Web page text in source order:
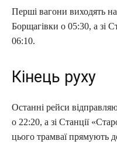
Перші вагони виходять
Борщагівки о 05:30, а зі
06:10.
Кінець руху
Останні рейси
о 22:20, а зі Станції
цього трамваї прямують